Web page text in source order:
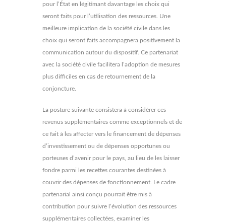
pour l’État en légitimant davantage les choix qui
seront faits pour l’utilisation des ressources. Une
meilleure implication de la société civile dans les
choix qui seront faits accompagnera positivement la
communication autour du dispositif. Ce partenariat
avec la société civile facilitera l’adoption de mesures
plus difficiles en cas de retournement de la
conjoncture.
La posture suivante consistera à considérer ces
revenus supplémentaires comme exceptionnels et de
ce fait à les affecter vers le financement de dépenses
d’investissement ou de dépenses opportunes ou
porteuses d’avenir pour le pays, au lieu de les laisser
fondre parmi les recettes courantes destinées à
couvrir des dépenses de fonctionnement. Le cadre
partenarial ainsi conçu pourrait être mis à
contribution pour suivre l’évolution des ressources
supplémentaires collectées, examiner les